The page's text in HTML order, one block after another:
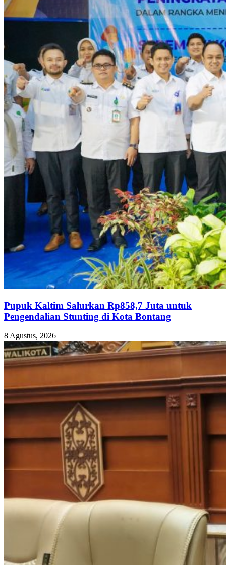
Pupuk Kaltim Salurkan Rp858,7 Juta untuk
Pengendalian Stunting di Kota Bontang
8 Agustus, 2026